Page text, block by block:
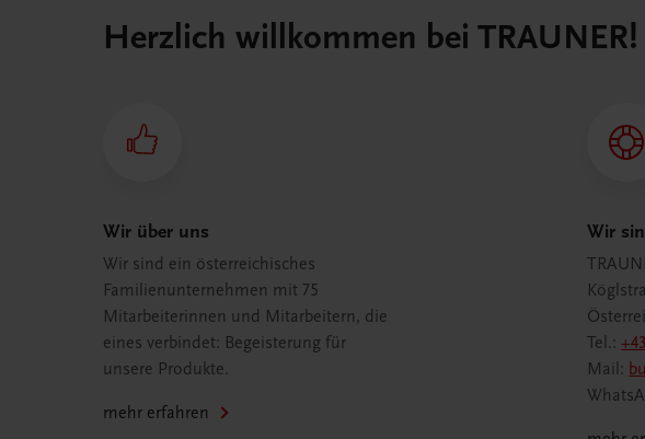
Herzlich willkommen bei TRAUNER!
Wir über uns
Wir sind ein österreichisches
Familienunternehmen mit 75
Mitarbeiterinnen und Mitarbeitern, die
eines verbindet: Begeisterung für
unsere Produkte.
mehr erfahren
Wir
Tel.:
Mail: